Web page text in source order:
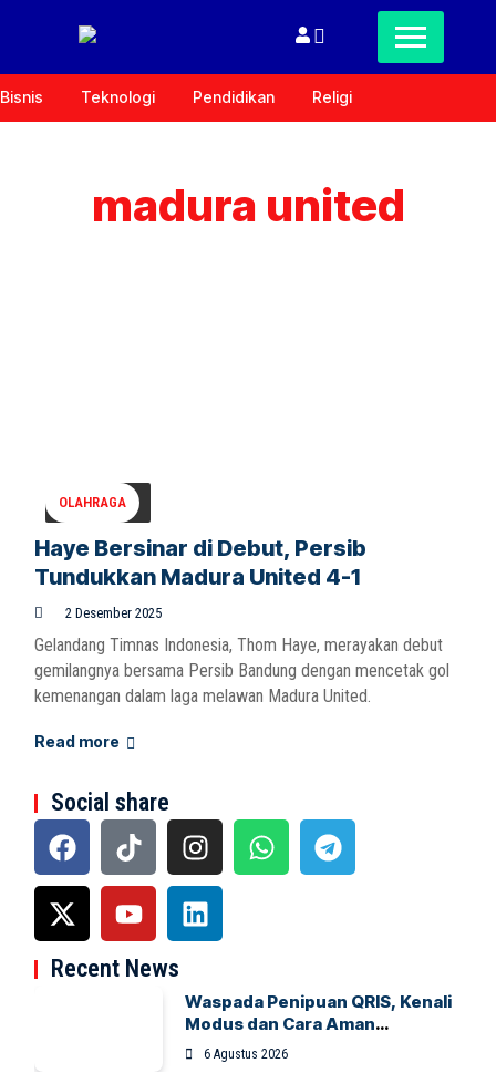
Bisnis Teknologi Pendidikan Religi
madura united
OLAHRAGA
Haye Bersinar di Debut, Persib
Tundukkan Madura United 4-1
2 Desember 2025
Gelandang Timnas Indonesia, Thom Haye, merayakan debut
gemilangnya bersama Persib Bandung dengan mencetak gol
kemenangan dalam laga melawan Madura United.
Read more
Social share
Recent News
Waspada Penipuan QRIS, Kenali
Modus dan Cara Aman
Bertransaksi
6 Agustus 2026